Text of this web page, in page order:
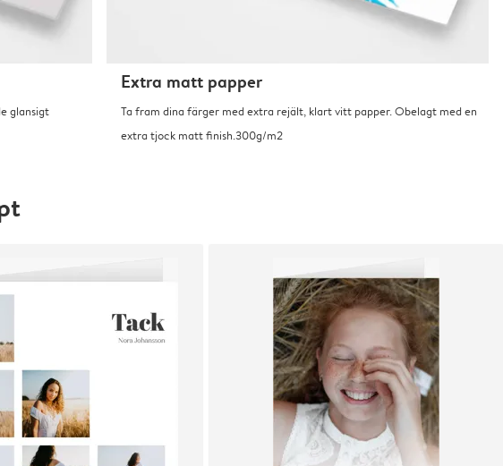
glansigt
Extra matt papper
Ta fram dina färger med extra rejält, klart vitt papper. Obelagt med en
extra tjock matt finish.300g/m2